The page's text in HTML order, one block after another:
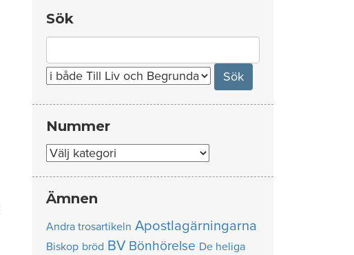
Sök
for:
Nummer
Nummer
Ämnen
Andra trosartikeln Apostlagärningarna
Biskop bröd BV Bönhörelse De heliga